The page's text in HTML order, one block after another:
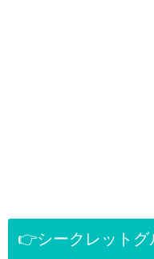
👉シークレット